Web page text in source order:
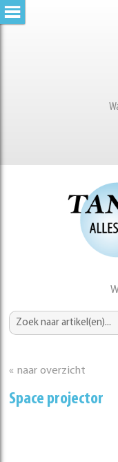
« naar overzicht
Space projector